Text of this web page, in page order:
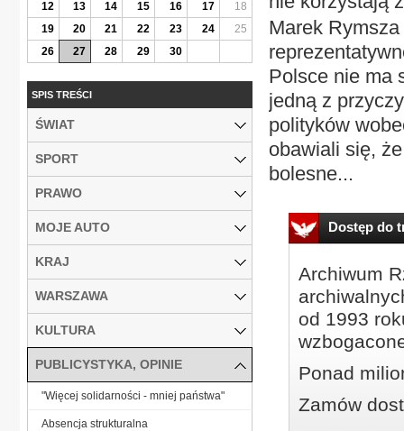
Marek
Polsce nie ma
jedną z
polityków
obawiali się,
bolesne...
Dostęp do
Archiwum
od 1993
Ponad
Zamów
12
13 14 15 16 17
18
19
20 21 22 23 24
25
26
27 28 29 30
SPIS TREŚCI
ŚWIAT
SPORT
PRAWO
MOJE AUTO
KRAJ
WARSZAWA
KULTURA
PUBLICYSTYKA, OPINIE
"Więcej solidarności - mniej państwa"
Absencja strukturalna